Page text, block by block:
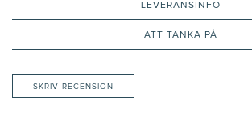
LEVERANSINFO
ATT TÄNKA PÅ
SKRIV RECENSION